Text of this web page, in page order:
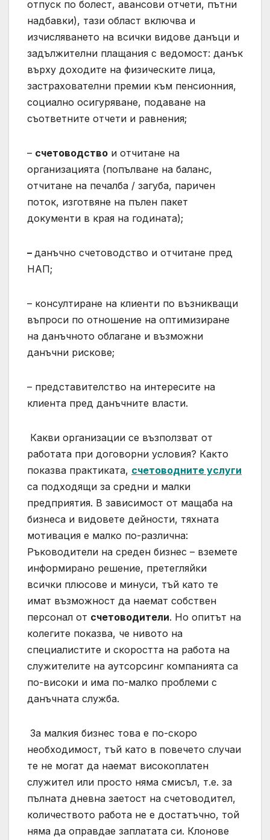
отпуск по болест, авансови отчети, пътни
надбавки), тази област включва и
изчисляването на всички видове данъци и
задължителни плащания с ведомост: данък
върху доходите на физическите лица,
застрахователни премии към пенсионния,
социално осигуряване, подаване на
съответните отчети и равнения;
– счетоводство и отчитане на
организацията (попълване на баланс,
отчитане на печалба / загуба, паричен
поток, изготвяне на пълен пакет
документи в края на годината);
– данъчно счетоводство и отчитане пред
НАП;
– консултиране на клиенти по възникващи
въпроси по отношение на оптимизиране
на данъчното облагане и възможни
данъчни рискове;
– представителство на интересите на
клиента пред данъчните власти.
Какви организации се възползват от
работата при договорни условия? Както
показва практиката, счетоводните услуги
са подходящи за средни и малки
предприятия. В зависимост от мащаба на
бизнеса и видовете дейности, тяхната
мотивация е малко по-различна:
Ръководители на среден бизнес – вземете
информирано решение, претегляйки
всички плюсове и минуси, тъй като те
имат възможност да наемат собствен
персонал от счетоводители. Но опитът на
колегите показва, че нивото на
специалистите и скоростта на работа на
служителите на аутсорсинг компанията са
по-високи и има по-малко проблеми с
данъчната служба.
За малкия бизнес това е по-скоро
необходимост, тъй като в повечето случаи
те не могат да наемат високоплатен
служител или просто няма смисъл, т.е. за
пълната дневна заетост на счетоводител,
количеството работа не е достатъчно, той
няма да оправдае заплатата си. Клонове